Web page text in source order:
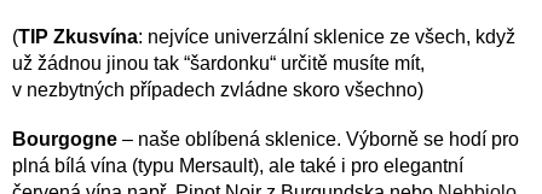
(TIP Zkusvína: nejvíce univerzální sklenice ze všech, když
už žádnou jinou tak “šardonku“ určitě musíte mít,
v nezbytných případech zvládne skoro všechno)
Bourgogne – naše oblíbená sklenice. Výborně se hodí pro
plná bílá vína (typu Mersault), ale také i pro elegantní